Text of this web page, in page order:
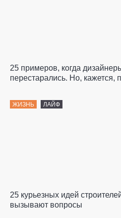
25 примеров, когда
перестарались. Но, кажется,
ЖИЗНЬ ЛАЙФ
25 курьезных идей
вызывают вопросы